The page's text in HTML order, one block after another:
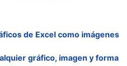
de Excel como imágenes
gráfico, imagen y forma